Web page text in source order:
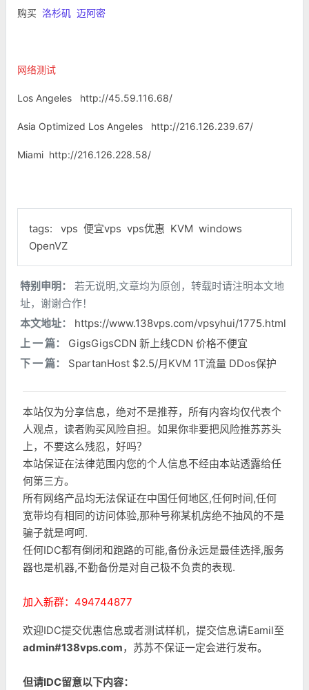
购买 洛杉矶 迈阿密
网络测试
Los Angeles http://45.59.116.68/
Asia Optimized Los Angeles http://216.126.239.67/
Miami http://216.126.228.58/
tags: vps 便宜vps vps优惠 KVM windows
OpenVZ
特别申明：
若无说明,文章均为原创，转载时请注明本文地
址，谢谢合作！
本文地址：
https://www.138vps.com/vpsyhui/1775.html
上 一 篇：
GigsGigsCDN 新上线CDN 价格不便宜
下 一 篇：
SpartanHost $2.5/月KVM 1T流量 DDos保护
本站仅为分享信息，绝对不是推荐，所有内容均仅代表个
人观点，读者购买风险自担。如果你非要把风险推苏苏头
上，不要这么残忍，好吗？
本站保证在法律范围内您的个人信息不经由本站透露给任
何第三方。
所有网络产品均无法保证在中国任何地区,任何时间,任何
宽带均有相同的访问体验,那种号称某机房绝不抽风的不是
骗子就是呵呵.
任何IDC都有倒闭和跑路的可能,备份永远是最佳选择,服务
器也是机器,不勤备份是对自己极不负责的表现.
加入新群：494744877
欢迎IDC提交优惠信息或者测试样机，提交信息请Eamil至
admin#138vps.com，苏苏不保证一定会进行发布。
但请IDC留意以下内容：